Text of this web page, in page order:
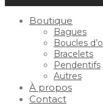
Boutique
Bagues
Boucles
Bracelets
Pendentifs
Autres
À propos
Contact